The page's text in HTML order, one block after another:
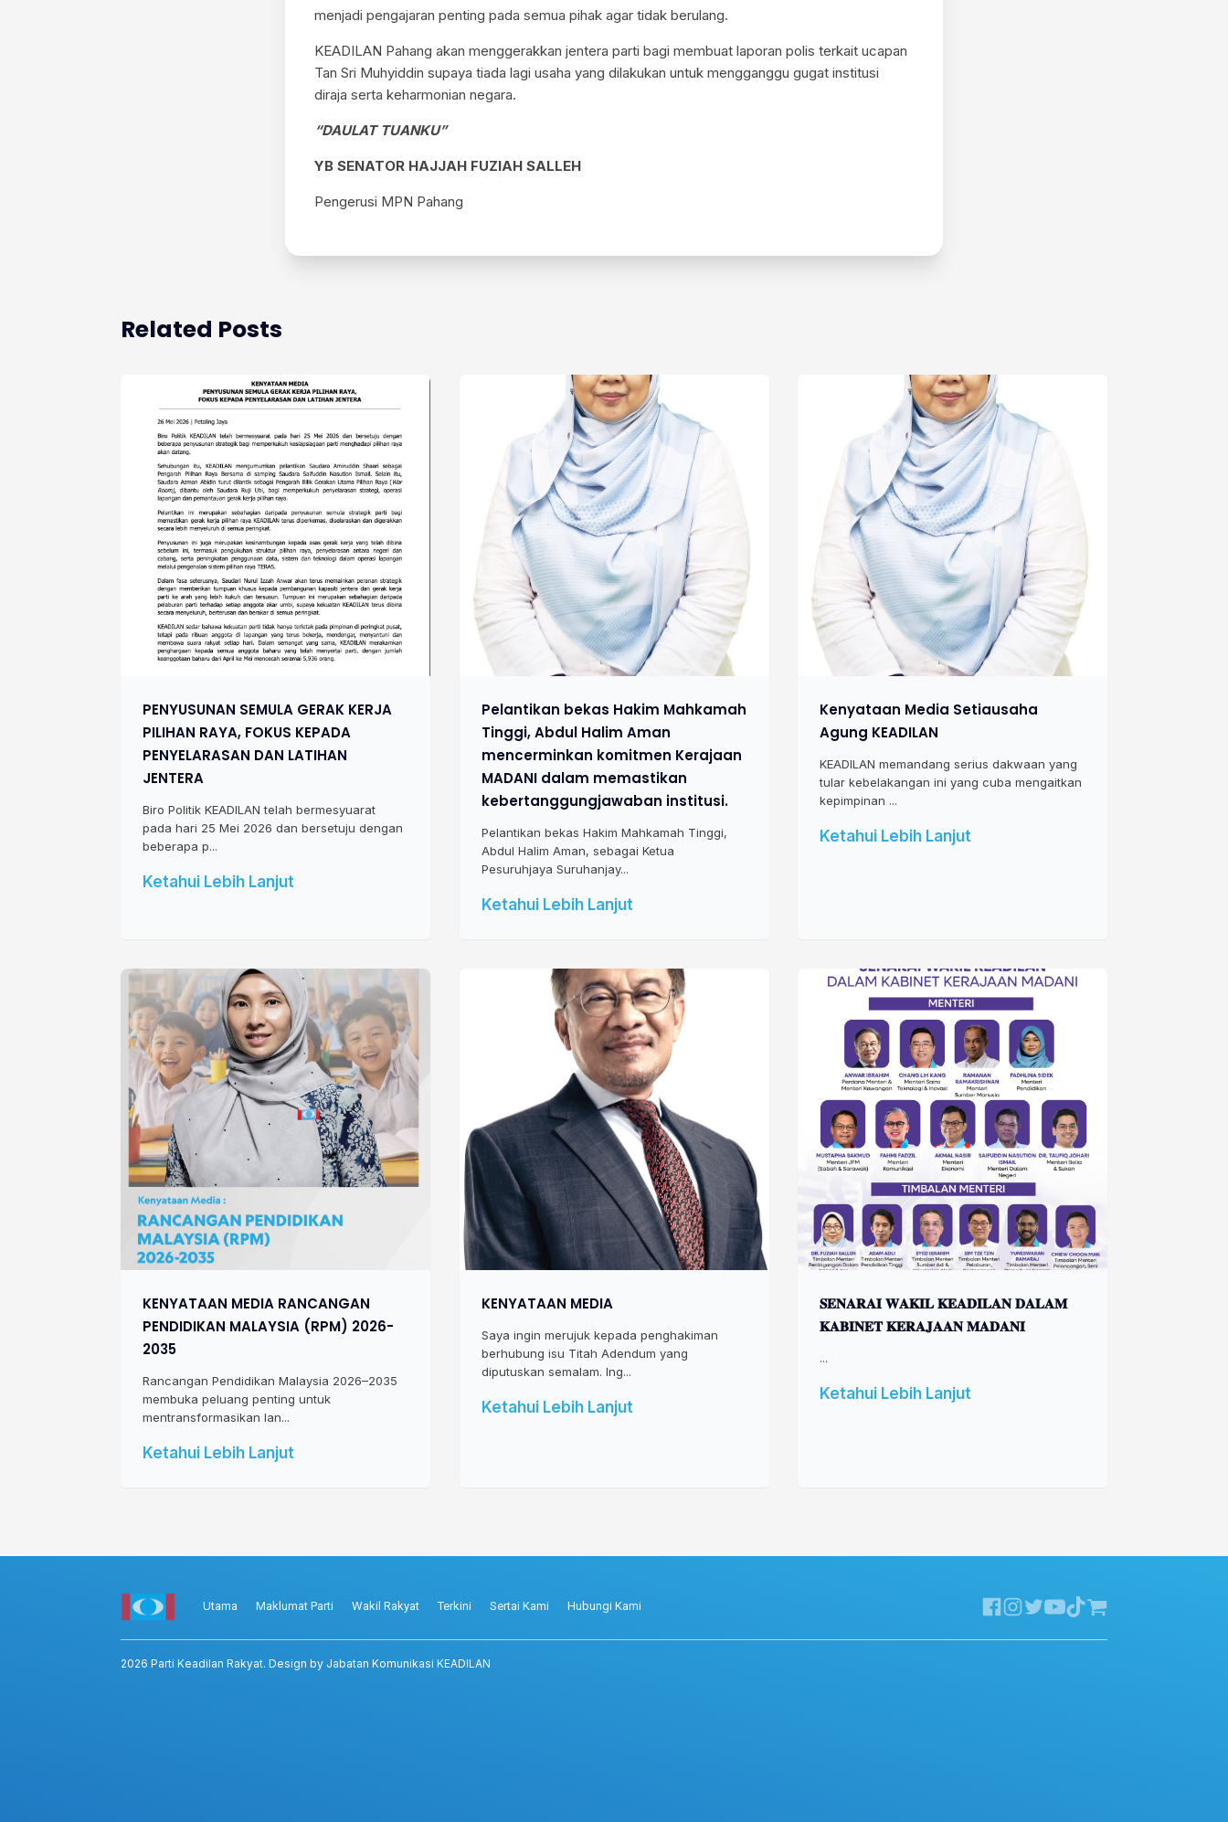
menjadi pengajaran penting pada semua pihak agar tidak berulang.
KEADILAN Pahang akan menggerakkan jentera parti bagi membuat laporan polis terkait ucapan
Tan Sri Muhyiddin supaya tiada lagi usaha yang dilakukan untuk mengganggu gugat institusi
diraja serta keharmonian negara.
“DAULAT TUANKU”
YB SENATOR HAJJAH FUZIAH SALLEH
Pengerusi MPN Pahang
Related Posts
PENYUSUNAN SEMULA GERAK KERJA
PILIHAN RAYA, FOKUS KEPADA
PENYELARASAN DAN LATIHAN
JENTERA
Biro Politik KEADILAN telah bermesyuarat
pada hari 25 Mei 2026 dan bersetuju dengan
beberapa p...
Ketahui Lebih Lanjut
Pelantikan bekas Hakim Mahkamah
Tinggi, Abdul Halim Aman
mencerminkan komitmen Kerajaan
MADANI dalam memastikan
kebertanggungjawaban institusi.
Pelantikan bekas Hakim Mahkamah Tinggi,
Abdul Halim Aman, sebagai Ketua
Pesuruhjaya Suruhanjay...
Ketahui Lebih Lanjut
Kenyataan Media Setiausaha
Agung KEADILAN
KEADILAN memandang serius dakwaan yang
tular kebelakangan ini yang cuba mengaitkan
kepimpinan ...
Ketahui Lebih Lanjut
KENYATAAN MEDIA RANCANGAN
PENDIDIKAN MALAYSIA (RPM) 2026-
2035
Rancangan Pendidikan Malaysia 2026–2035
membuka peluang penting untuk
mentransformasikan lan...
Ketahui Lebih Lanjut
KENYATAAN MEDIA
Saya ingin merujuk kepada penghakiman
berhubung isu Titah Adendum yang
diputuskan semalam. Ing...
Ketahui Lebih Lanjut
𝐒𝐄𝐍𝐀𝐑𝐀𝐈 𝐖𝐀𝐊𝐈𝐋 𝐊𝐄𝐀𝐃𝐈𝐋𝐀𝐍 𝐃𝐀𝐋𝐀𝐌
𝐊𝐀𝐁𝐈𝐍𝐄𝐓 𝐊𝐄𝐑𝐀𝐉𝐀𝐀𝐍 𝐌𝐀𝐃𝐀𝐍𝐈
...
Ketahui Lebih Lanjut
Utama Maklumat Parti Wakil Rakyat Terkini Sertai Kami Hubungi Kami
2026 Parti Keadilan Rakyat. Design by Jabatan Komunikasi KEADILAN